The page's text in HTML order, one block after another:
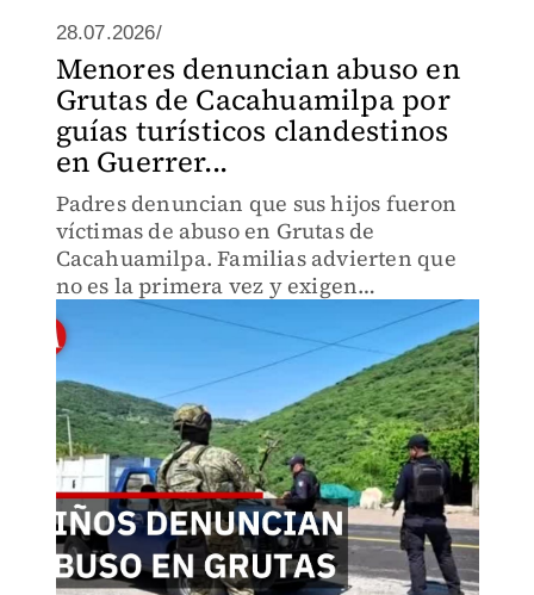
28.07.2026/
Menores denuncian abuso en
Grutas de Cacahuamilpa por
guías turísticos clandestinos
en Guerrer...
Padres denuncian que sus hijos fueron
víctimas de abuso en Grutas de
Cacahuamilpa. Familias advierten que
no es la primera vez y exigen
protección. Reclaman justicia y
seguridad para menores en zonas
turísticas.